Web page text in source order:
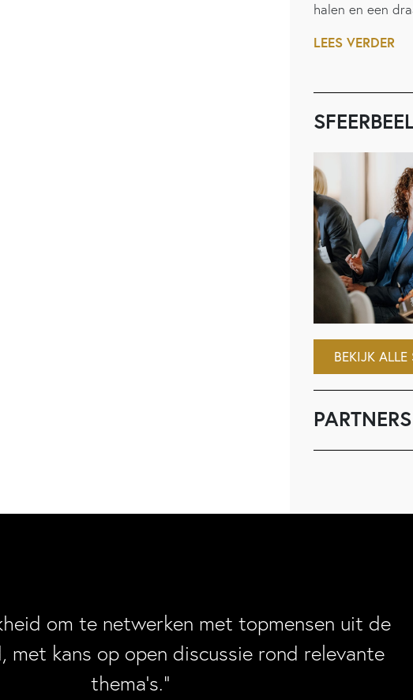
halen en een
LEES VERDER
BEKIJK ALLE
PARTNERS
om te netwerken met topmensen uit de
met kans op open discussie rond relevante
thema’s.”